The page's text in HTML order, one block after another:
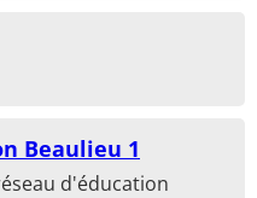
Beaulieu 1
d'éducation